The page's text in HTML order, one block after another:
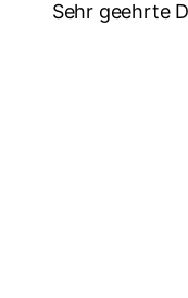
Sehr geehrte